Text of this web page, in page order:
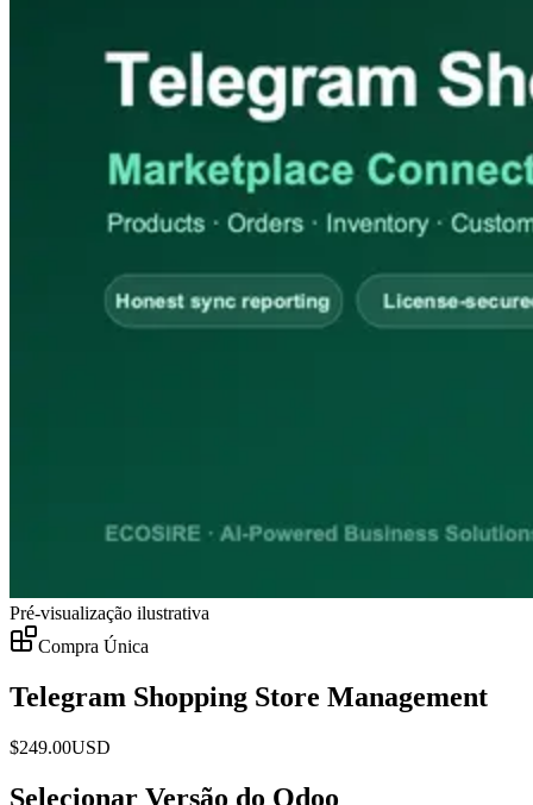
Pré-visualização ilustrativa
Compra Única
Telegram Shopping Store Management
$249.00USD
Selecionar Versão do Odoo